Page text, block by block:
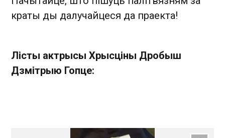
краты ды далучайцеся да праекта!
Лісты актрысы Хрысціны Дробыш
Дзмітрыю Гопце: